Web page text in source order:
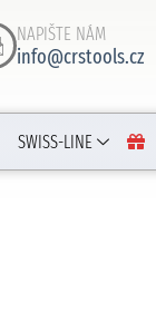
NAPIŠTE NÁM
info@crstools.cz
SWISS-LINE